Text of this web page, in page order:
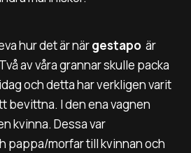
hur det är närgestapoär
av våra grannar skulle packa
och detta har verkligen varit
bevittna. I den ena vagnen
kvinna. Dessa var
pappa/morfar till kvinnan och